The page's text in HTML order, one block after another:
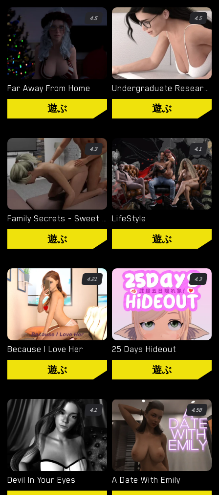
ー
ム
を
ダ
ウ
ロ
ダウンロード
ANDROID ポルノ ゲーム
WINDOWS ポルノ ゲーム
MACOS ポルノ ゲーム
LINUX ポルノ ゲーム
デバイス
PC ポルノ ゲーム
モバイル ポルノ ゲーム
ダウンロード用追加
ポルノゲーム APK
タグ
ゲームエンジン
RENPY
4.5
Far Away From Home
遊ぶ
4.5
遊ぶ
4.3
Family Secrets - Sweet Sister
遊ぶ
4.1
LifeStyle
遊ぶ
4.21
Because I Love Her
遊ぶ
4.3
25 Days Hideout
遊ぶ
4.1
Devil In Your Eyes
4.58
A Date With Emily